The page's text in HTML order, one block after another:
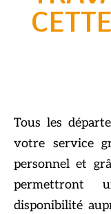
Tous les
votre service
personnel et
permettront
disponibilité